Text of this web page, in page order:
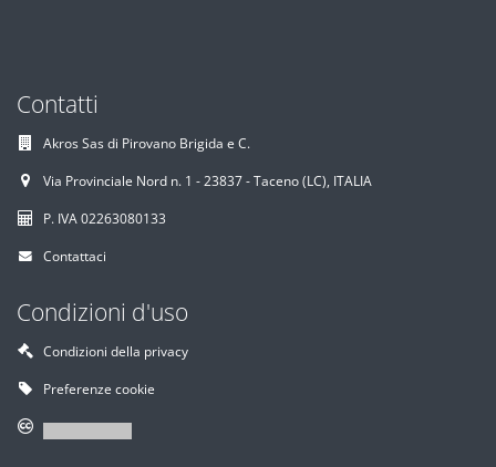
Contatti
Akros Sas di Pirovano Brigida e C.
Via Provinciale Nord n. 1 - 23837 - Taceno (LC), ITALIA
P. IVA 02263080133
Contattaci
Condizioni d'uso
Condizioni della privacy
Preferenze cookie